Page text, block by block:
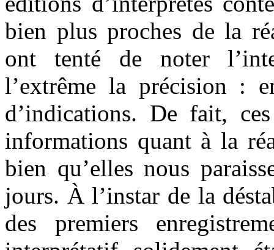
bien plus proches de la
ont tenté de noter
l’extrême la précision :
d’indications. De fait,
informations quant à la
bien qu’elles nous
jours. À l’instar de la
des premiers